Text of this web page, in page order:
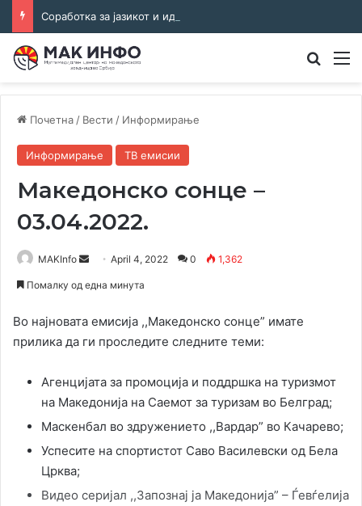
Почетна / Вести / Информирање
Информирање ТВ емисии
Македонско сонце –
03.04.2022.
MAKInfo
Send April 4, 2022 0 1,362
Помалку од една минута
Во најновата емисија ,,Македонско сонце” имате
прилика да ги проследите следните теми:
Агенцијата за промоција и поддршка на туризмот
на Македонија на Саемот за туризам во Белград;
Маскенбал во здружението ,,Вардар” во Качарево;
Успесите на спортистот Саво Василевски од Бела
Црква;
Видео серијал ,,Запознај ја Македонија” – Ѓевѓелија